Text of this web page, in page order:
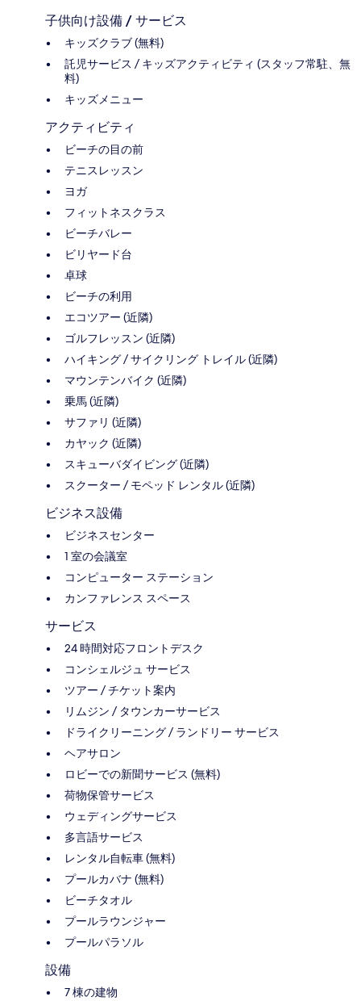
子供向け設備 / サービス
キッズクラブ (無料)
託児サービス / キッズアクティビティ (スタッフ常駐、無
料)
キッズメニュー
アクティビティ
ビーチの目の前
テニスレッスン
ヨガ
フィットネスクラス
ビーチバレー
ビリヤード台
卓球
ビーチの利用
エコツアー (近隣)
ゴルフレッスン (近隣)
ハイキング / サイクリング トレイル (近隣)
マウンテンバイク (近隣)
乗馬 (近隣)
サファリ (近隣)
カヤック (近隣)
スキューバダイビング (近隣)
スクーター / モペッド レンタル (近隣)
ビジネス設備
ビジネスセンター
1 室の会議室
コンピューター ステーション
カンファレンス スペース
サービス
24 時間対応フロントデスク
コンシェルジュ サービス
ツアー / チケット案内
リムジン / タウンカーサービス
ドライクリーニング / ランドリー サービス
ヘアサロン
ロビーでの新聞サービス (無料)
荷物保管サービス
ウェディングサービス
多言語サービス
レンタル自転車 (無料)
プールカバナ (無料)
ビーチタオル
プールラウンジャー
プールパラソル
設備
7 棟の建物